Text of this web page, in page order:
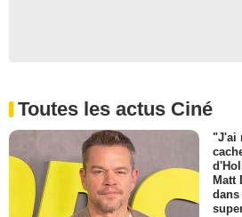
Toutes les actus Ciné
"J'ai
Matt